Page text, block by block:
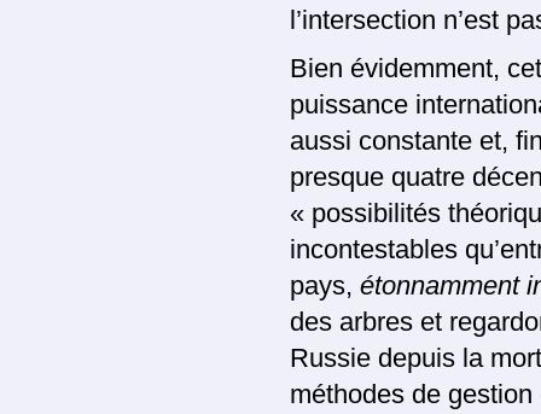
l’intersection n’est
Bien évidemment,
puissance
aussi constante et,
presque quatre
« possibilités
incontestables
pays, étonnamment
des arbres et
Russie depuis la
méthodes de